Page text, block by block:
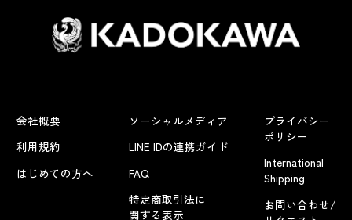
会社概要
利用規約
はじめての方へ
ソーシャルメディア
LINE IDの連携ガイド
FAQ
特定商取引法に
関する表示
プライバシー
ポリシー
International
Shipping
お問い合わせ/